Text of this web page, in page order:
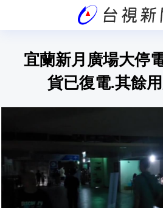
宜蘭新月廣場大停
貨已復電.其餘